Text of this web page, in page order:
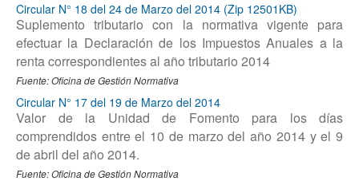
Circular N° 18 del 24 de Marzo del 2014 (Zip 12501KB)
Suplemento tributario con la normativa vigente para
efectuar la Declaración de los Impuestos Anuales a la
renta correspondientes al año tributario 2014
Fuente: Oficina de Gestión Normativa
Circular N° 17 del 19 de Marzo del 2014
Valor de la Unidad de Fomento para los días
comprendidos entre el 10 de marzo del año 2014 y el 9
de abril del año 2014.
Fuente: Oficina de Gestión Normativa